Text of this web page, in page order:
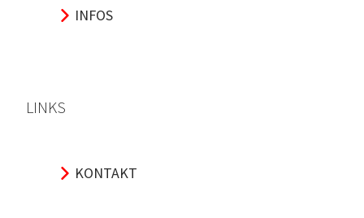
INFOS
LINKS
KONTAKT